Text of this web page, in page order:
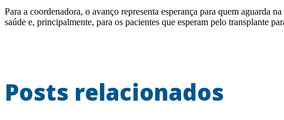
Para a coordenadora, o avanço representa esperança para quem aguarda
saúde e, principalmente, para os pacientes que esperam pelo transplante
Posts relacionados